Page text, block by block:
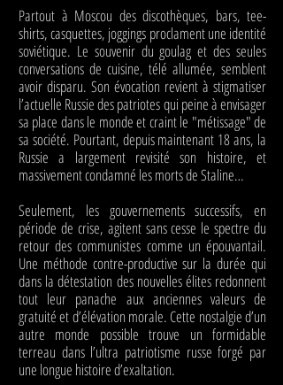
Partout à Moscou des discothèques, bars, tee-
shirts, casquettes, joggings proclament une identité
soviétique. Le souvenir du goulag et des seules
conversations de cuisine, télé allumée, semblent
avoir disparu. Son évocation revient à stigmatiser
l’actuelle Russie des patriotes qui peine à envisager
sa place dans le monde et craint le "métissage" de
sa société. Pourtant, depuis maintenant 18 ans, la
Russie a largement revisité son histoire, et
massivement condamné les morts de Staline…
Seulement, les gouvernements successifs, en
période de crise, agitent sans cesse le spectre du
retour des communistes comme un épouvantail.
Une méthode contre-productive sur la durée qui
dans la détestation des nouvelles élites redonnent
tout leur panache aux anciennes valeurs de
gratuité et d’élévation morale. Cette nostalgie d’un
autre monde possible trouve un formidable
terreau dans l’ultra patriotisme russe forgé par
une longue histoire d’exaltation.